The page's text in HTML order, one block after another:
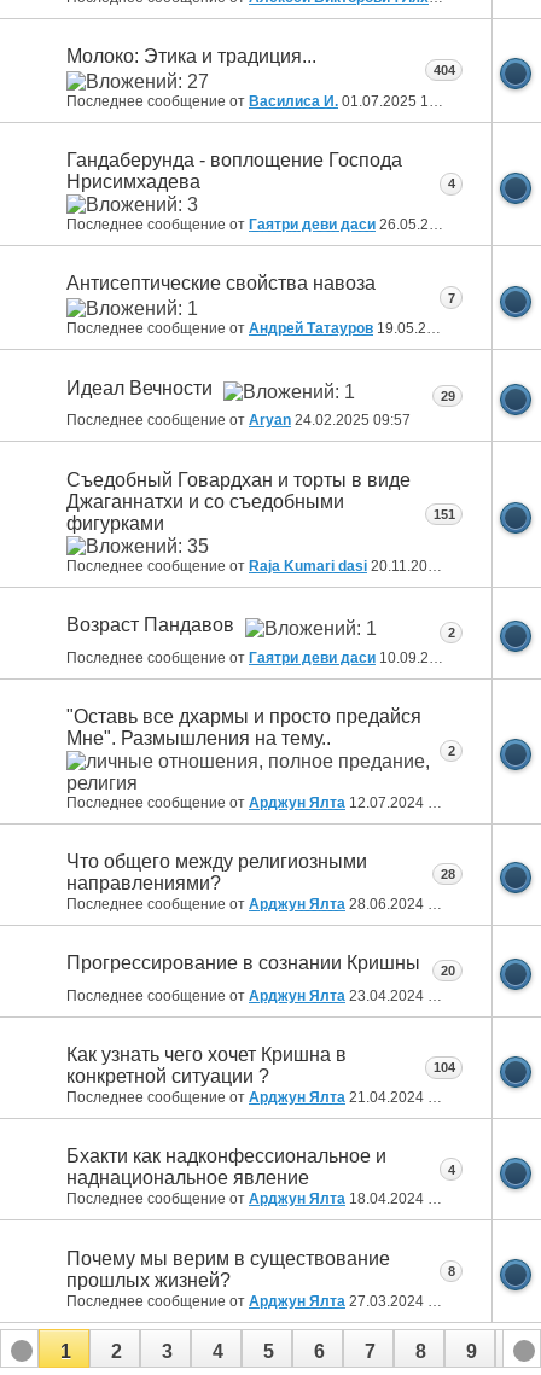
Молоко: Этика и традиция...
Последнее сообщение от Василиса И. 01.07.2025 19:19
404
Гандаберунда - воплощение Господа
Нрисимхадева
Последнее сообщение от Гаятри деви даси 26.05.2025
4
Антисептические свойства навоза
Последнее сообщение от Андрей Татауров 19.05.2025
7
Идеал Вечности
Последнее сообщение от Aryan 24.02.2025 09:57
29
Съедобный Говардхан и торты в виде
Джаганнатхи и со съедобными
фигурками
Последнее сообщение от Raja Kumari dasi 20.11.2024
151
Возраст Пандавов
Последнее сообщение от Гаятри деви даси 10.09.2024
2
"Оставь все дхармы и просто предайся
Мне". Размышления на тему..
Последнее сообщение от Арджун Ялта 12.07.2024
2
Что общего между религиозными
направлениями?
Последнее сообщение от Арджун Ялта 28.06.2024 00:34
28
Прогрессирование в сознании Кришны
Последнее сообщение от Арджун Ялта 23.04.2024 21:11
20
Как узнать чего хочет Кришна в
конкретной ситуации ?
Последнее сообщение от Арджун Ялта 21.04.2024 11:55
104
Бхакти как надконфессиональное и
наднациональное явление
Последнее сообщение от Арджун Ялта 18.04.2024 12:52
4
Почему мы верим в существование
прошлых жизней?
Последнее сообщение от Арджун Ялта 27.03.2024
8
1 2 3 4 5 6 7 8 9 10